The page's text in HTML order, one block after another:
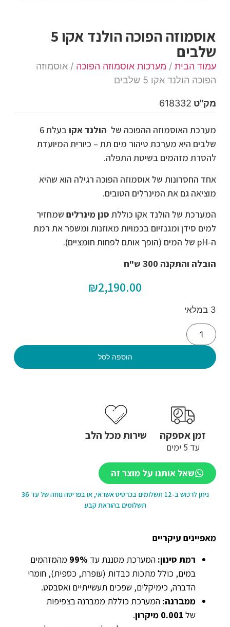
אוסמוזה הפוכה הולנד אקו 5
שלבים
עמוד הבית/ מערכות אוסמוזה הפוכה / אוסמוזה
הפוכה הולנד אקו 5 שלבים
מק"ט 618332
מערכת האוסמוזה ההפוכה של הולנד אקו
בעלת 6
שלבים היא מערכת טיהור מים תת – כיורית המיועדת
להסרת מזהמים בשיטת התפלה.
אחד החסרונות של אוסמוזה הפוכה רגילה הוא שהיא
מוציאה גם את המינרלים הטובים.
המערכת של הולנד אקו כוללת סנן מינרליםשמחזיר
למים סידן ומגנזיום בכמויות מאוזנות ומשפר את רמת
ה-pH של המים (הופך אותם לפחות חומציים).
הובלה והתקנה 300 ש"ח
₪2,190.00
3 במלאי
הוספה לסל
זמן אספקה
עד 5 ימים
שירות מכל הלב
שאל אותנו על מוצר זה
ניתן לרכוש ב-12 תשלומים בכרטיס אשראי, או בפריסה נוחה של עד 36
תשלומים בהוראת קבע
מאפיינים עיקריים
רמת סינון: המערכת מסננת עד 99% מהמזהמים
במים, כולל מתכות כבדות (עופרת, כספית), חומרי
הדברה, כימיקלים, שפכים תעשייתיים ואסבסט.
ממברנה: המערכת כוללת ממברנה בצפיפות
של 0.001 מיקרון.